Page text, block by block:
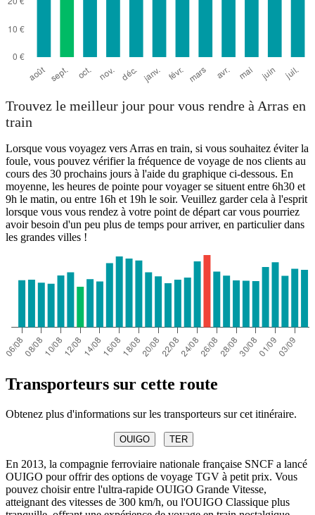
Trouvez le meilleur jour pour vous rendre à Arras en
train
Lorsque vous voyagez vers Arras en train, si vous souhaitez éviter la
foule, vous pouvez vérifier la fréquence de voyage de nos clients au
cours des 30 prochains jours à l'aide du graphique ci-dessous. En
moyenne, les heures de pointe pour voyager se situent entre 6h30 et
9h le matin, ou entre 16h et 19h le soir. Veuillez garder cela à l'esprit
lorsque vous vous rendez à votre point de départ car vous pourriez
avoir besoin d'un peu plus de temps pour arriver, en particulier dans
les grandes villes !
Transporteurs sur cette route
Obtenez plus d'informations sur les transporteurs sur cet itinéraire.
OUIGO TER
En 2013, la compagnie ferroviaire nationale française SNCF a lancé
OUIGO pour offrir des options de voyage TGV à petit prix. Vous
pouvez choisir entre l'ultra-rapide OUIGO Grande Vitesse,
atteignant des vitesses de 300 km/h, ou l'OUIGO Classique plus